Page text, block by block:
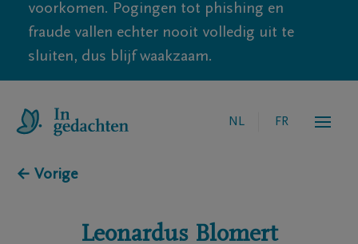
voorkomen. Pogingen tot phishing en
fraude vallen echter nooit volledig uit te
sluiten, dus blijf waakzaam.
NL FR
← Vorige
Leonardus Blomert